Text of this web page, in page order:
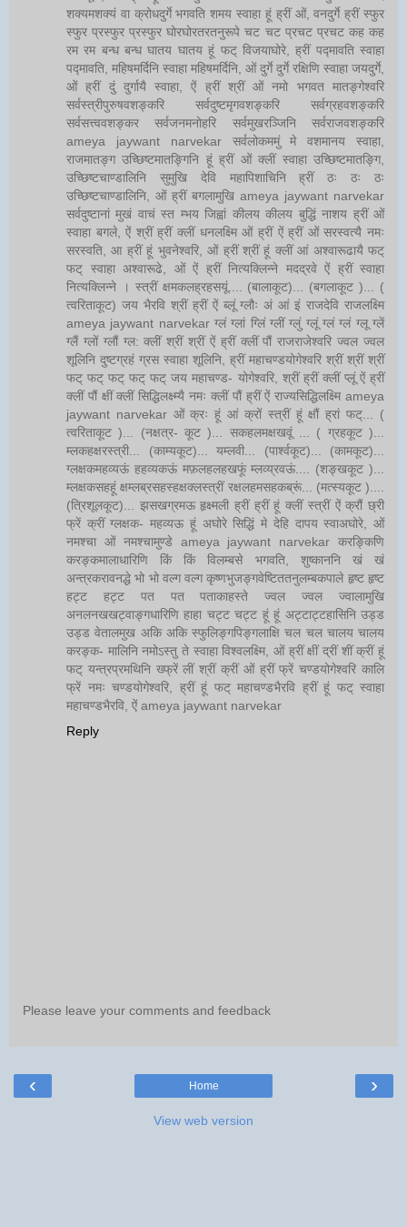
शक्यमशक्यं वा क्रोधदुर्गे भगवति शमय स्वाहा हूं ह्रीं ओं, वनदुर्गे ह्रीं स्फुर
स्फुर प्रस्फुर प्रस्फुर घोरघोरतरतनुरूपे चट चट प्रचट प्रचट कह कह
रम रम बन्ध बन्ध घातय घातय हूं फट् विजयाघोरे, ह्रीं पद्मावति स्वाहा
पद्मावति, महिषमर्दिनि स्वाहा महिषमर्दिनि, ओं दुर्गे दुर्गे रक्षिणि स्वाहा जयदुर्गे,
ओं ह्रीं दुं दुर्गायै स्वाहा, ऐं ह्रीं श्रीं ओं नमो भगवत मातङ्गेश्वरि
सर्वस्त्रीपुरुषवशङ्करि सर्वदुष्टमृगवशङ्करि सर्वग्रहवशङ्करि
सर्वसत्त्ववशङ्कर सर्वजनमनोहरि सर्वमुखरञ्जिनि सर्वराजवशङ्करि
ameya jaywant narvekar सर्वलोकममुं मे वशमानय स्वाहा,
राजमातङ्ग उच्छिष्टमातङ्गिनि हूं ह्रीं ओं क्लीं स्वाहा उच्छिष्टमातङ्गि,
उच्छिष्टचाण्डालिनि सुमुखि देवि महापिशाचिनि ह्रीं ठः ठः ठः
उच्छिष्टचाण्डालिनि, ओं ह्रीं बगलामुखि ameya jaywant narvekar
सर्वदुष्टानां मुखं वाचं स्त म्भय जिह्वां कीलय कीलय बुद्धिं नाशय ह्रीं ओं
स्वाहा बगले, ऐं श्रीं ह्रीं क्लीं धनलक्ष्मि ओं ह्रीं ऐं ह्रीं ओं सरस्वत्यै नमः
सरस्वति, आ ह्रीं हूं भुवनेश्वरि, ओं ह्रीं श्रीं हूं क्लीं आं अश्वारूढायै फट्
फट् स्वाहा अश्वारूढे, ओं ऐं ह्रीं नित्यक्लिन्ने मदद्रवे ऐं ह्रीं स्वाहा
नित्यक्लिन्ने । स्त्रीं क्षमकलह्रहसयूं.... (बालाकूट)... (बगलाकूट )... (
त्वरिताकूट) जय भैरवि श्रीं ह्रीं ऐं ब्लूं ग्लौः अं आं इं राजदेवि राजलक्ष्मि
ameya jaywant narvekar ग्लं ग्लां ग्लिं ग्लीं ग्लुं ग्लूं ग्लं ग्लं ग्लू ग्लें
ग्लैं ग्लों ग्लौं ग्ल: क्लीं श्रीं श्रीं ऐं ह्रीं क्लीं पौं राजराजेश्वरि ज्वल ज्वल
शूलिनि दुष्टग्रहं ग्रस स्वाहा शूलिनि, ह्रीं महाचण्डयोगेश्वरि श्रीं श्रीं श्रीं
फट् फट् फट् फट् फट् जय महाचण्ड- योगेश्वरि, श्रीं ह्रीं क्लीं प्लूं ऐं ह्रीं
क्लीं पौं क्षीं क्लीं सिद्धिलक्ष्म्यै नमः क्लीं पौं ह्रीं ऐं राज्यसिद्धिलक्ष्मि ameya
jaywant narvekar ओं क्रः हूं आं क्रों स्त्रीं हूं क्षौं ह्रां फट्... (
त्वरिताकूट )... (नक्षत्र- कूट )... सकहलमक्षखवूं ... ( ग्रहकूट )...
म्लकहक्षरस्त्री... (काम्यकूट)... यम्लवी... (पार्श्वकूट)... (कामकूट)...
ग्लक्षकमहव्यऊं हहव्यकऊं मफ़लहलहखफूं म्लव्य्रवऊं.... (शङ्खकूट )...
म्लक्षकसहहूं क्षम्लब्रसहस्हक्षक्लस्त्रीं रक्षलहमसहकब्रूं... (मत्स्यकूट )....
(त्रिशूलकूट)... झसखग्रमऊ हृक्ष्मली ह्रीं ह्रीं हूं क्लीं स्त्रीं ऐं क्रौं छ्री
फ्रें क्रीं ग्लक्षक- महव्यऊ हूं अघोरे सिद्धिं मे देहि दापय स्वाअघोरे, ओं
नमश्चा ओं नमश्चामुण्डे ameya jaywant narvekar करङ्किणि
करङ्कमालाधारिणि किं किं विलम्बसे भगवति, शुष्काननि खं खं
अन्त्रकरावनद्धे भो भो वल्ग वल्ग कृष्णभुजङ्गवेष्टिततनुलम्बकपाले हृष्ट हृष्ट
हट्ट हट्ट पत पत पताकाहस्ते ज्वल ज्वल ज्वालामुखि
अनलनखखट्वाङ्गधारिणि हाहा चट्ट चट्ट हूं हूं अट्टाट्टहासिनि उड्ड
उड्ड वेतालमुख अकि अकि स्फुलिङ्गपिङ्गलाक्षि चल चल चालय चालय
करङ्क- मालिनि नमोऽस्तु ते स्वाहा विश्वलक्ष्मि, ओं ह्रीं क्षीं द्रीं शीं क्रीं हूं
फट् यन्त्रप्रमथिनि ख्फ्रें लीं श्रीं क्रीं ओं ह्रीं फ्रें चण्डयोगेश्वरि कालि
फ्रें नमः चण्डयोगेश्वरि, ह्रीं हूं फट् महाचण्डभैरवि ह्रीं हूं फट् स्वाहा
महाचण्डभैरवि, ऐं ameya jaywant narvekar
Reply
Please leave your comments and feedback
‹ ›
Home
View web version